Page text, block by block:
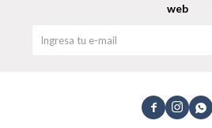
  
web
TALLES GRANDES